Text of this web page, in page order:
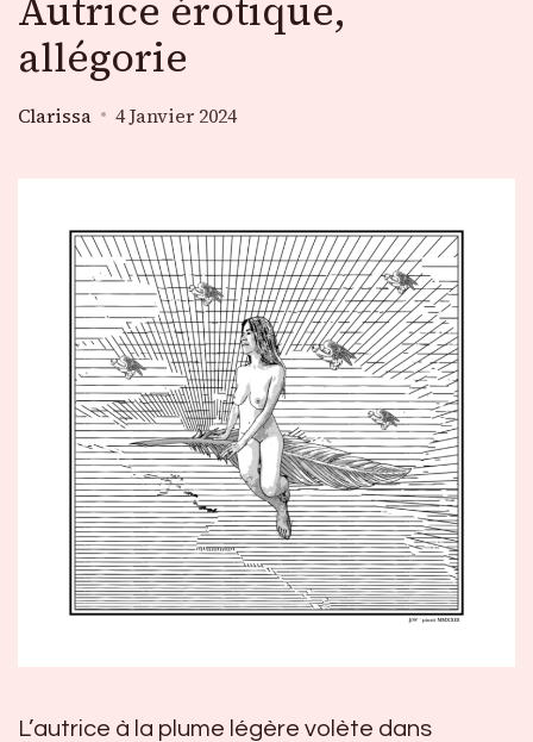
allégorie
Clarissa 4 Janvier 2024
L’autrice à la plume légère volète dans